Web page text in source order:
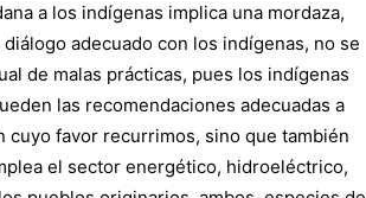
a los indígenas implica una mordaza,
adecuado con los indígenas, no se
de malas prácticas, pues los indígenas
las recomendaciones adecuadas a
cuyo favor recurrimos, sino que también
el sector energético, hidroeléctrico,